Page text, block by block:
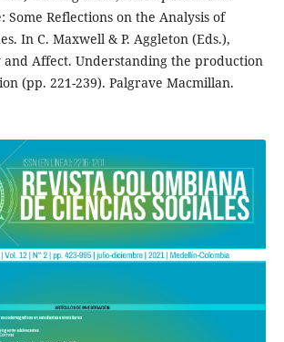
Some Reflections on the Analysis of
In C. Maxwell & P. Aggleton (Eds.),
and Affect. Understanding the production
(pp. 221-239). Palgrave Macmillan.